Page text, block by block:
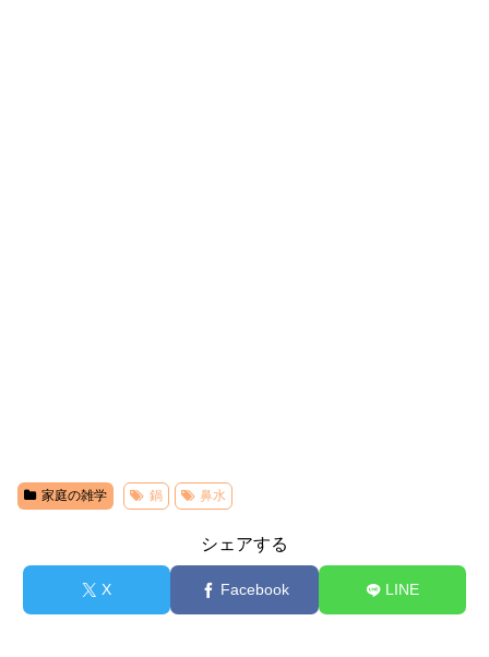
家庭の雑学 鍋 鼻水
シェアする
X Facebook LINE